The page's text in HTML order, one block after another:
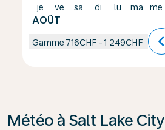
je
AOÛT
ve sa di lu ma me
Gamme 716CHF -1 249CHF chevron_left
Météo à Salt Lake City